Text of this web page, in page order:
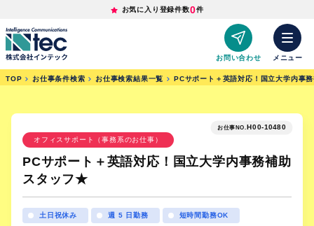
お気に入り登録件数0件
お問い合わせ メニュー
TOP お仕事条件検索 お仕事検索結果一覧 PCサポート＋英語対応！国立大学内事
お仕事NO. H00-10480
オフィスサポート（事務系のお仕事）
PCサポート＋英語対応！国立大学内事務補助
スタッフ★
土日祝休み 週 5 日勤務 短時間勤務OK